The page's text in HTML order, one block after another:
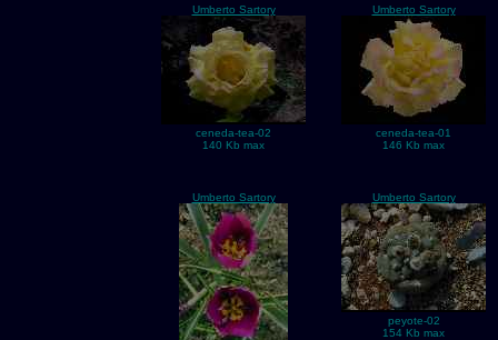
Umberto Sartory
ceneda-tea-02
140 Kb max
Umberto Sartory
ceneda-tea-01
146 Kb max
Umberto Sartory Umberto Sartory
peyote-02
154 Kb max